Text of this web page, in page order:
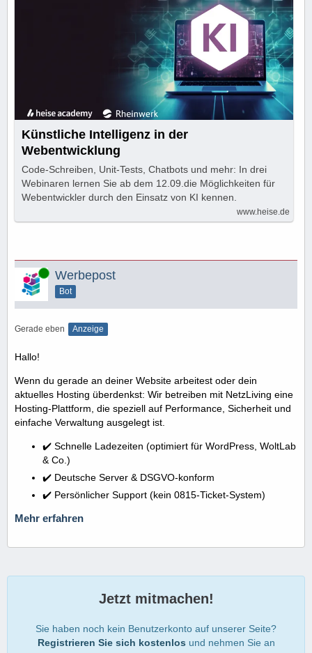
Künstliche Intelligenz in der
Webentwicklung
Code-Schreiben, Unit-Tests, Chatbots und mehr: In drei
Webinaren lernen Sie ab dem 12.09.die Möglichkeiten für
Webentwickler durch den Einsatz von KI kennen.
www.heise.de
Online Werbepost
Bot
Gerade eben Anzeige
Hallo!
Wenn du gerade an deiner Website arbeitest oder dein
aktuelles Hosting überdenkst: Wir betreiben mit NetzLiving eine
Hosting-Plattform, die speziell auf Performance, Sicherheit und
einfache Verwaltung ausgelegt ist.
✔️ Schnelle Ladezeiten (optimiert für WordPress, WoltLab
& Co.)
✔️ Deutsche Server & DSGVO-konform
✔️ Persönlicher Support (kein 0815-Ticket-System)
Mehr erfahren
Jetzt mitmachen!
Sie haben noch kein Benutzerkonto auf unserer Seite?
Registrieren Sie sich kostenlos und nehmen Sie an